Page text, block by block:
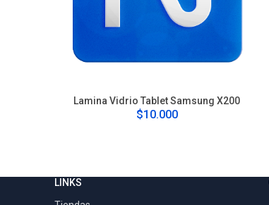
Lamina Vidrio Tablet Samsung X200
$10.000
LINKS